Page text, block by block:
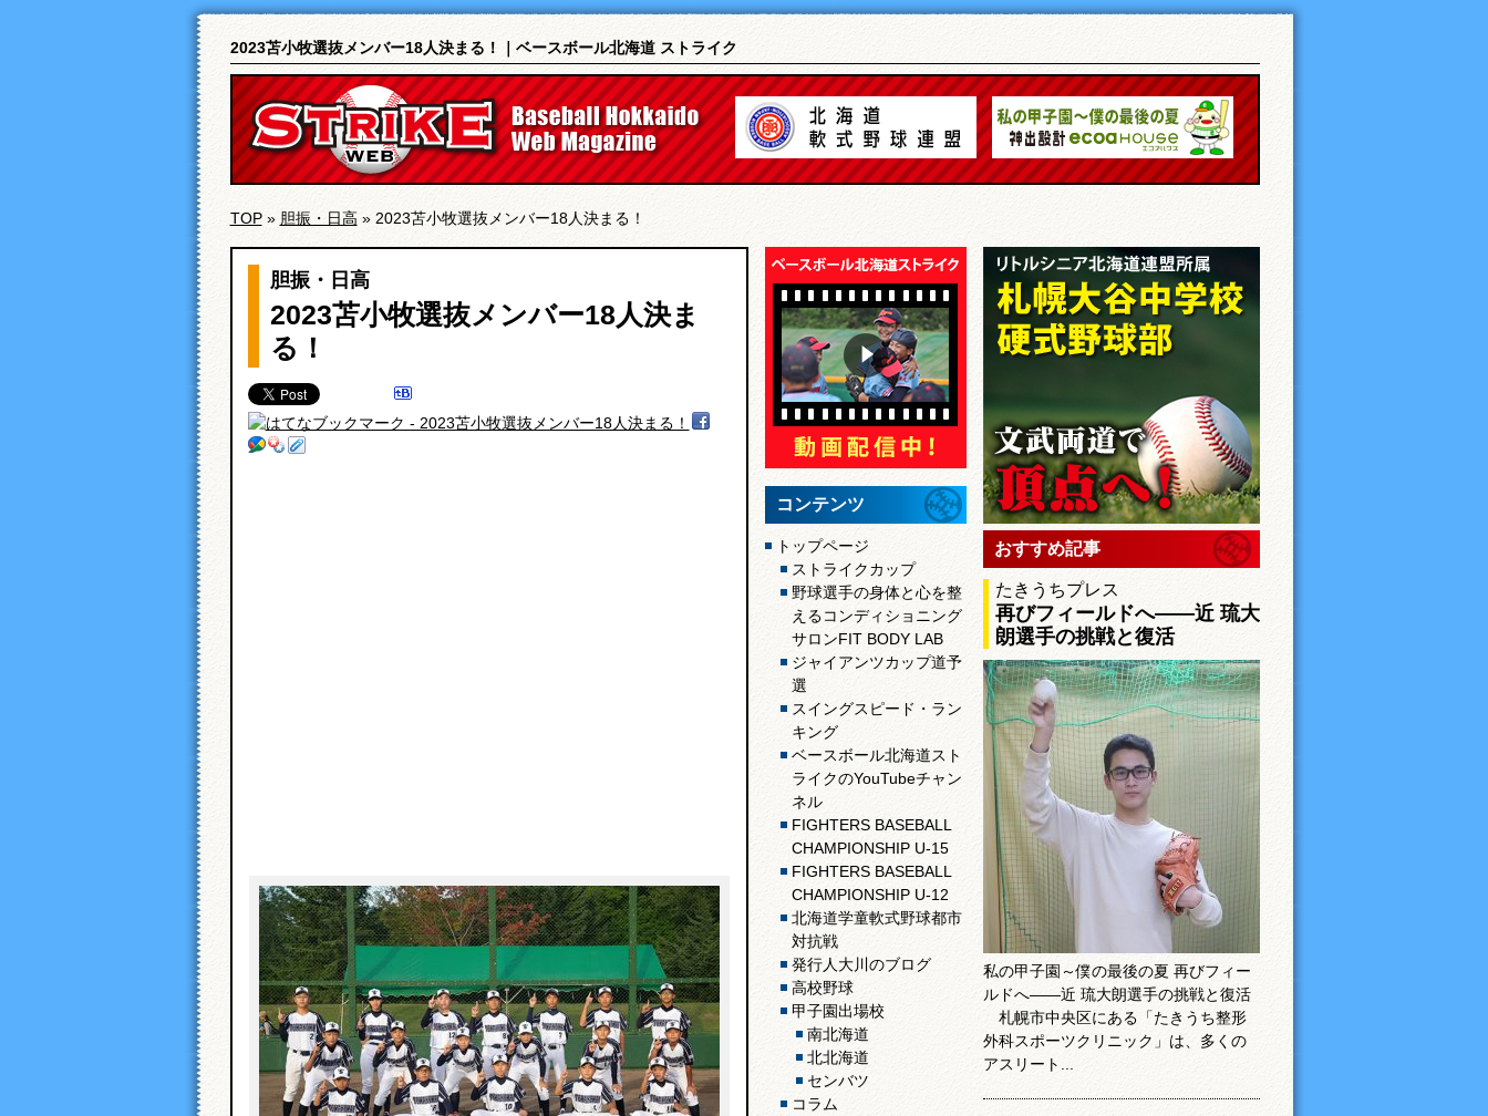
2023苫小牧選抜メンバー18人決まる！｜ベースボール北海道 ストライク
TOP » 胆振・日高 » 2023苫小牧選抜メンバー18人決まる！
胆振・日高
2023苫小牧選抜メンバー18人決ま
る！
コンテンツ
トップページ
ストライクカップ
野球選手の身体と心を整
えるコンディショニング
サロンFIT BODY LAB
ジャイアンツカップ道予
選
スイングスピード・ラン
キング
ベースボール北海道スト
ライクのYouTubeチャン
ネル
FIGHTERS BASEBALL
CHAMPIONSHIP U-15
FIGHTERS BASEBALL
CHAMPIONSHIP U-12
北海道学童軟式野球都市
対抗戦
発行人大川のブログ
高校野球
甲子園出場校
南北海道
北北海道
センバツ
コラム
おすすめ記事
たきうちプレス
再びフィールドへ――近 琉大
朗選手の挑戦と復活
私の甲子園～僕の最後の夏 再びフィー
ルドへ――近 琉大朗選手の挑戦と復活
札幌市中央区にある「たきうち整形
外科スポーツクリニック」は、多くの
アスリート...